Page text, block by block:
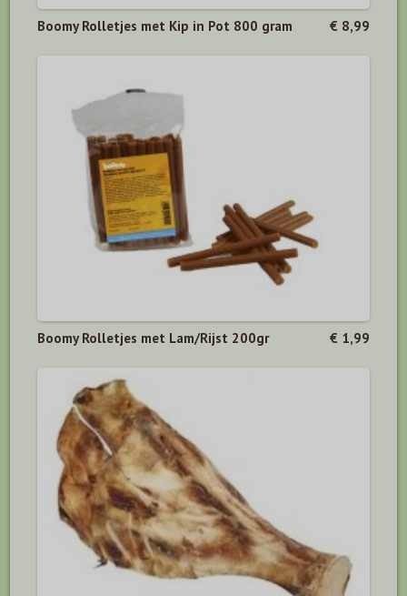
Boomy Rolletjes met Kip in Pot 800 gram € 8,99
Boomy Rolletjes met Lam/Rijst 200gr € 1,99